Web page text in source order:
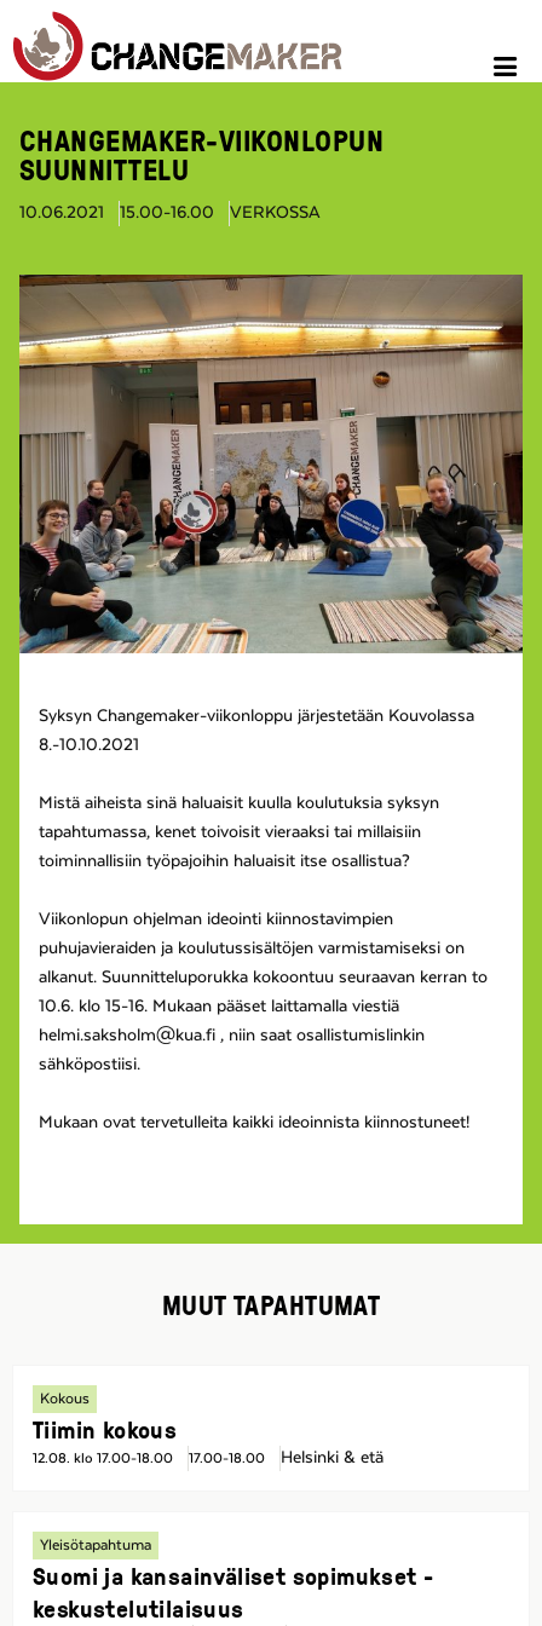
CHANGEMAKER-VIIKONLOPUN
SUUNNITTELU
10.06.2021 15.00-16.00 VERKOSSA
Syksyn Changemaker-viikonloppu järjestetään Kouvolassa
8.-10.10.2021
Mistä aiheista sinä haluaisit kuulla koulutuksia syksyn
tapahtumassa, kenet toivoisit vieraaksi tai millaisiin
toiminnallisiin työpajoihin haluaisit itse osallistua?
Viikonlopun ohjelman ideointi kiinnostavimpien
puhujavieraiden ja koulutussisältöjen varmistamiseksi on
alkanut. Suunnitteluporukka kokoontuu seuraavan kerran to
10.6. klo 15-16. Mukaan pääset laittamalla viestiä
helmi.saksholm@kua.fi , niin saat osallistumislinkin
sähköpostiisi.
Mukaan ovat tervetulleita kaikki ideoinnista kiinnostuneet!
MUUT TAPAHTUMAT
Kokous
Tiimin kokous
12.08. klo 17.00-18.00 17.00-18.00 Helsinki & etä
Yleisötapahtuma
Suomi ja kansainväliset sopimukset -
keskustelutilaisuus